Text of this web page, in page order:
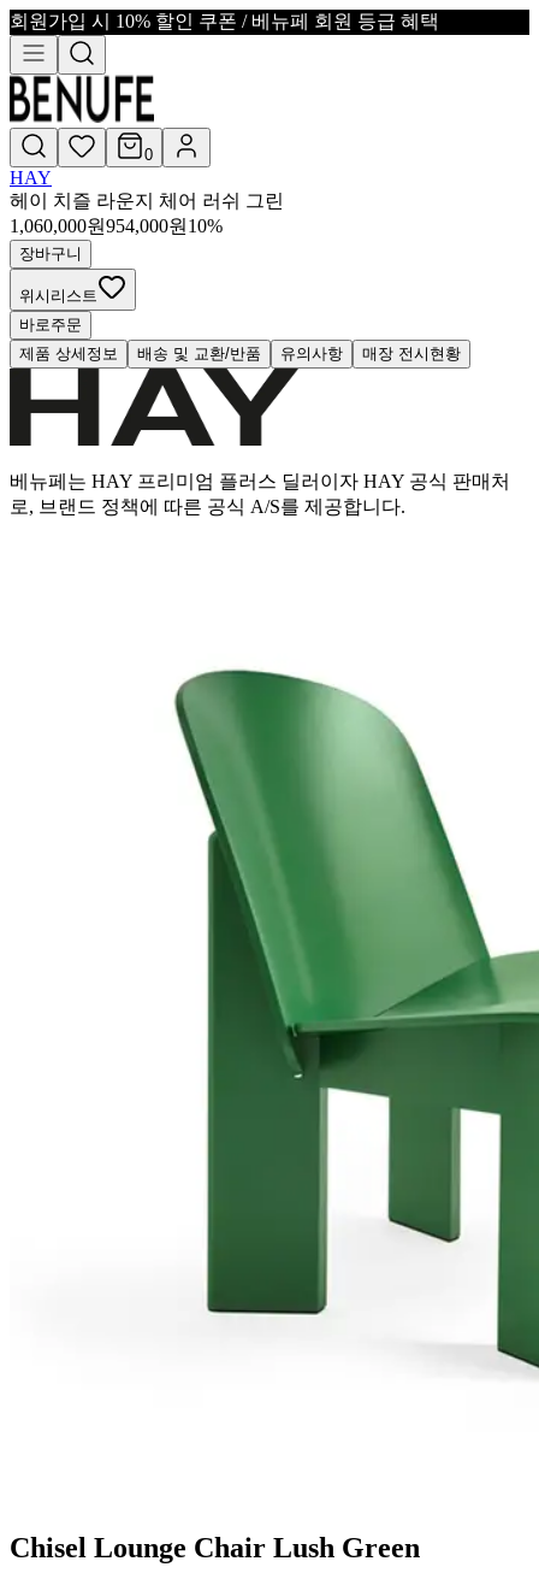
회원가입 시 10% 할인 쿠폰 / 베뉴페 회원 등급 혜택
0
HAY
헤이 치즐 라운지 체어 러쉬 그린
1,060,000원954,000원 10%
장바구니
위시리스트
바로주문
제품 상세정보
배송 및 교환/반품 유의사항 매장 전시현황
베뉴페는 HAY 프리미엄 플러스 딜러이자 HAY 공식 판매처
로, 브랜드 정책에 따른 공식 A/S를 제공합니다.
Chisel Lounge Chair Lush Green